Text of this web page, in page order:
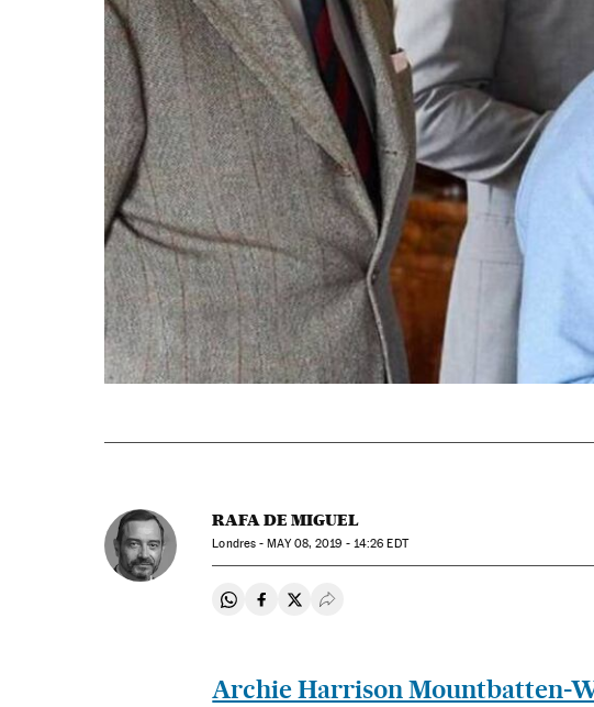
RAFA DE MIGUEL
Londres - MAY08, 2019 - 14:26 EDT
Compartir en Whatsapp
Compartir en Facebook
Compartir en Twitter
Desplegar Redes Sociales
Archie Harrison Mountbatten-